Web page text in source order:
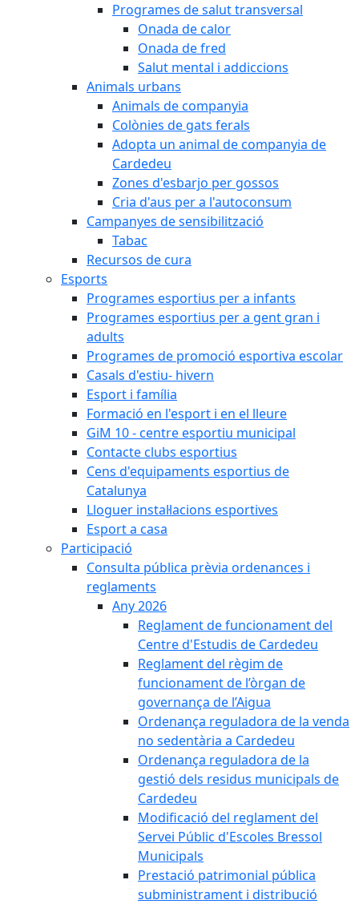
Programes de salut transversal
Onada de calor
Onada de fred
Salut mental i addiccions
Animals urbans
Animals de companyia
Colònies de gats ferals
Adopta un animal de companyia de
Cardedeu
Zones d'esbarjo per gossos
Cria d'aus per a l'autoconsum
Campanyes de sensibilització
Tabac
Recursos de cura
Esports
Programes esportius per a infants
Programes esportius per a gent gran i
adults
Programes de promoció esportiva escolar
Casals d'estiu- hivern
Esport i família
Formació en l'esport i en el lleure
GiM 10 - centre esportiu municipal
Contacte clubs esportius
Cens d'equipaments esportius de
Catalunya
Lloguer instal·lacions esportives
Esport a casa
Participació
Consulta pública prèvia ordenances i
reglaments
Any 2026
Reglament de funcionament del
Centre d'Estudis de Cardedeu
Reglament del règim de
funcionament de l’òrgan de
governança de l’Aigua
Ordenança reguladora de la venda
no sedentària a Cardedeu
Ordenança reguladora de la
gestió dels residus municipals de
Cardedeu
Modificació del reglament del
Servei Públic d'Escoles Bressol
Municipals
Prestació patrimonial pública
subministrament i distribució